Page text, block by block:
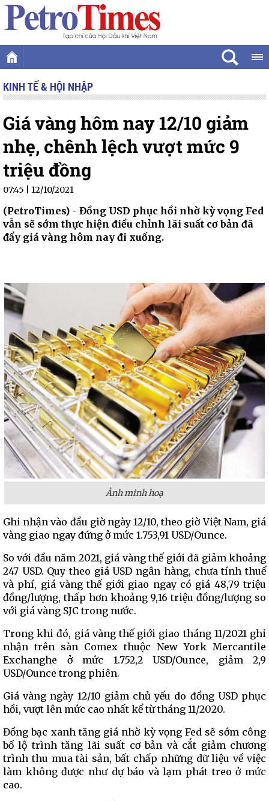
KINH TẾ & HỘI NHẬP
Giá vàng hôm nay 12/10 giảm
nhẹ, chênh lệch vượt mức 9
triệu đồng
07:45 | 12/10/2021
(PetroTimes) - Đồng USD phục hồi nhờ kỳ vọng Fed
vẫn sẽ sớm thực hiện điều chỉnh lãi suất cơ bản đã
đẩy giá vàng hôm nay đi xuống.
Ảnh minh hoạ
Ghi nhận vào đầu giờ ngày 12/10, theo giờ Việt Nam, giá
vàng giao ngay đứng ở mức 1.753,91 USD/Ounce.
So với đầu năm 2021, giá vàng thế giới đã giảm khoảng
247 USD. Quy theo giá USD ngân hàng, chưa tính thuế
và phí, giá vàng thế giới giao ngay có giá 48,79 triệu
đồng/lượng, thấp hơn khoảng 9,16 triệu đồng/lượng so
với giá vàng SJC trong nước.
Trong khi đó, giá vàng thế giới giao tháng 11/2021 ghi
nhận trên sàn Comex thuộc New York Mercantile
Exchanghe ở mức 1.752,2 USD/Ounce, giảm 2,9
USD/Ounce trong phiên.
Giá vàng ngày 12/10 giảm chủ yếu do đồng USD phục
hồi, vượt lên mức cao nhất kể từ tháng 11/2020.
Đồng bạc xanh tăng giá nhờ kỳ vọng Fed sẽ sớm công
bố lộ trình tăng lãi suất cơ bản và cắt giảm chương
trình thu mua tài sản, bất chấp những dữ liệu về việc
làm không được như dự báo và lạm phát treo ở mức
cao.